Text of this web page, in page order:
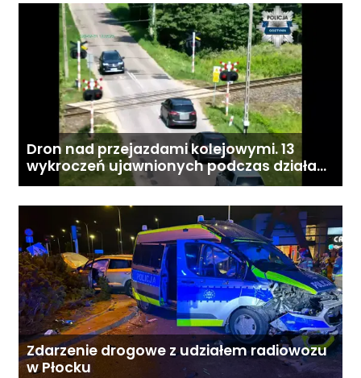
Dron nad przejazdami kolejowymi. 13
wykroczeń ujawnionych podczas działań
„Bezpieczny przejazd kolejowy”
Zdarzenie drogowe z udziałem radiowozu
w Płocku